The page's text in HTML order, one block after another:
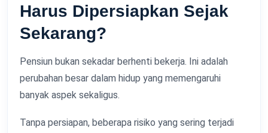
Harus Dipersiapkan Sejak
Sekarang?
Pensiun bukan sekadar berhenti bekerja. Ini adalah
perubahan besar dalam hidup yang memengaruhi
banyak aspek sekaligus.
Tanpa persiapan, beberapa risiko yang sering terjadi